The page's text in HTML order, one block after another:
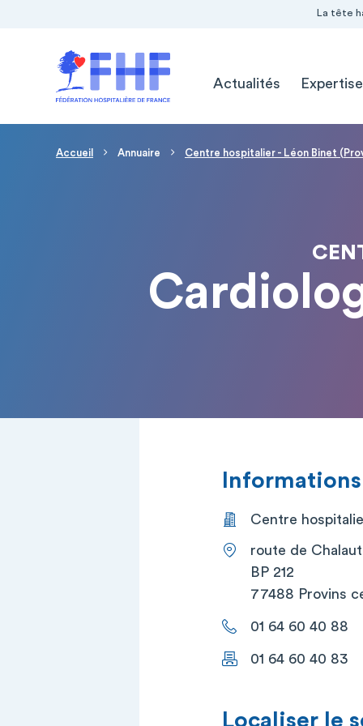
La tête
Actualités
Fil d'Ariane
Accueil Annuaire Centre hospitalier - Léon Binet
Centre
route de
BP 212
77488 Provins
01 64 60 40 88
01 64 60 40 83
Localiser le